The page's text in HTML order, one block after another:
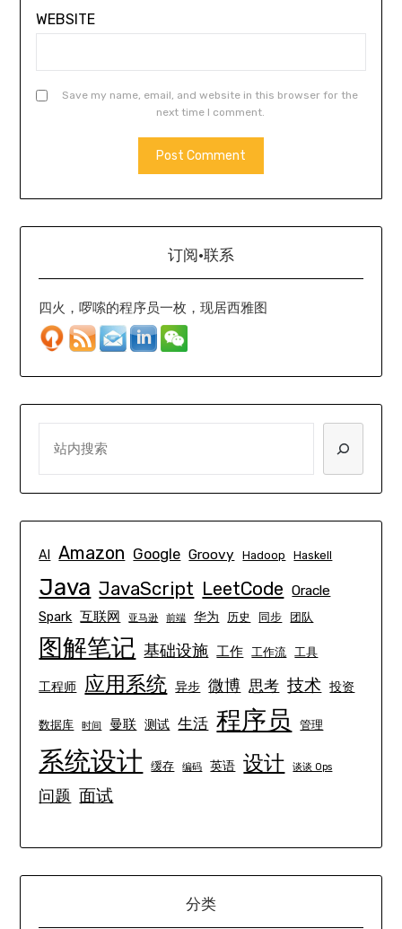
WEBSITE
Save my name, email, and website in this browser for the
next time I comment.
订阅·联系
四火，啰嗦的程序员一枚，现居西雅图
AI Amazon Google Groovy Hadoop Haskell
Java JavaScript LeetCode Oracle
Spark 互联网 亚马逊 前端 华为 历史 同步 团队
图解笔记 基础设施 工作 工作流 工具
工程师 应用系统 异步 微博 思考 技术 投资
数据库 时间 曼联 测试 生活 程序员 管理
系统设计 缓存 编码 英语 设计 谈谈 Ops
问题 面试
分类